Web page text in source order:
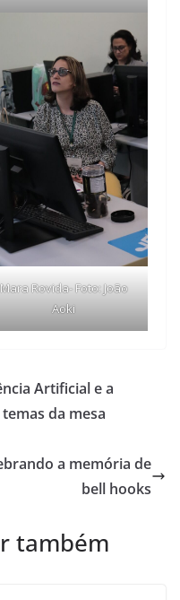
Mara Rovida- Foto: João
Aoki
Artificial e a
da mesa
a memória de
bell hooks
também